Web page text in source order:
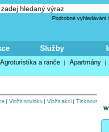
Podrobné
Služby
Agroturistika a ranče | Apartmány |
| Vložit novinku| Vložit akci| Tisknout